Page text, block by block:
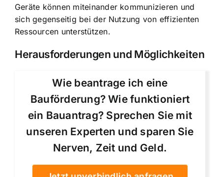
Geräte können miteinander kommunizieren und
sich gegenseitig bei der Nutzung von effizienten
Ressourcen unterstützen.
Herausforderungen und Möglichkeiten
Wie beantrage ich eine
Bauförderung? Wie funktioniert
ein Bauantrag? Sprechen Sie mit
unseren Experten und sparen Sie
Nerven, Zeit und Geld.